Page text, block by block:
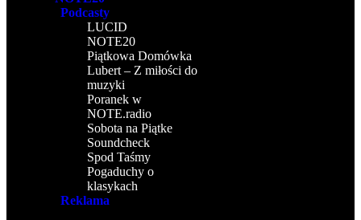
Podcasty
LUCID
NOTE20
Piątkowa Domówka
Lubert – Z miłości do
muzyki
Poranek w
NOTE.radio
Sobota na Piątke
Soundcheck
Spod Taśmy
Pogaduchy o
klasykach
Reklama